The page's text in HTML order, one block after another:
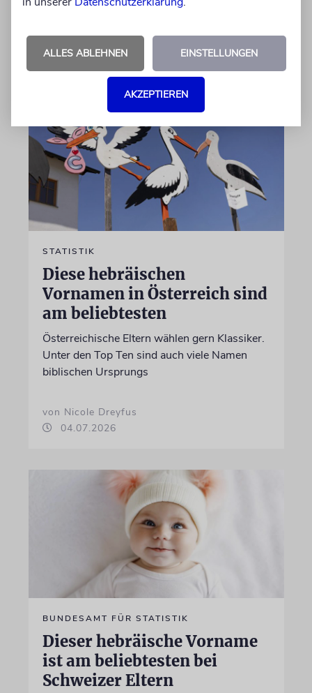
06.07.2026
STATISTIK
Diese hebräischen
Vornamen in Österreich sind
am beliebtesten
Österreichische Eltern wählen gern Klassiker.
Unter den Top Ten sind auch viele Namen
biblischen Ursprungs
von Nicole Dreyfus
04.07.2026
BUNDESAMT FÜR STATISTIK
Dieser hebräische Vorname
ist am beliebtesten bei
Schweizer Eltern
ALLES ABLEHNEN EINSTELLUNGEN
AKZEPTIEREN